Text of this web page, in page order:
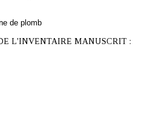
de plomb
L'INVENTAIRE MANUSCRIT :